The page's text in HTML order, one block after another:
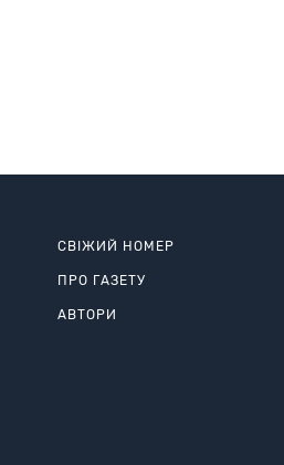
СВІЖИЙ НОМЕР
ПРО ГАЗЕТУ
АВТОРИ